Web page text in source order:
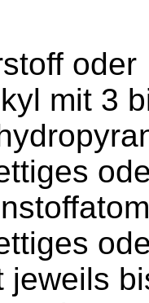
oder
mit 3
jeweils